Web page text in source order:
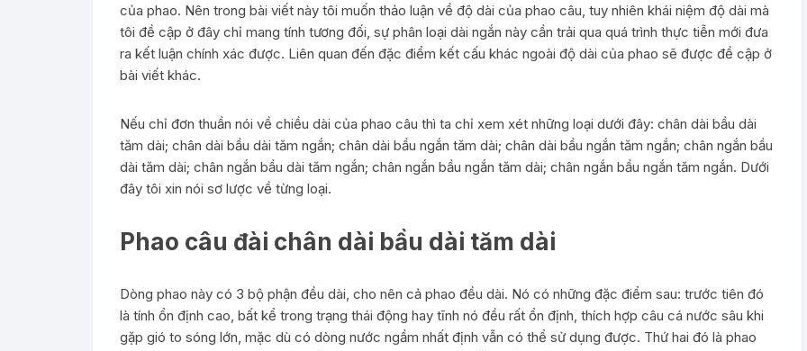
của phao. Nên trong bài viết này tôi muốn thảo luận về độ dài của phao câu, tuy nhiên khái niệm độ dài mà
tôi đề cập ở đây chỉ mang tính tương đối, sự phân loại dài ngắn này cần trải qua quá trình thực tiễn mới đưa
ra kết luận chính xác được. Liên quan đến đặc điểm kết cấu khác ngoài độ dài của phao sẽ được đề cập ở
bài viết khác.
Nếu chỉ đơn thuần nói về chiều dài của phao câu thì ta chỉ xem xét những loại dưới đây: chân dài bầu dài
tăm dài; chân dài bầu dài tăm ngắn; chân dài bầu ngắn tăm dài; chân dài bầu ngắn tăm ngắn; chân ngắn bầu
dài tăm dài; chân ngắn bầu dài tăm ngắn; chân ngắn bầu ngắn tăm dài; chân ngắn bầu ngắn tăm ngắn. Dưới
đây tôi xin nói sơ lược về từng loại.
Phao câu đài chân dài bầu dài tăm dài
Dòng phao này có 3 bộ phận đều dài, cho nên cả phao đều dài. Nó có những đặc điểm sau: trước tiên đó
là tính ổn định cao, bất kể trong trạng thái động hay tĩnh nó đều rất ổn định, thích hợp câu cá nước sâu khi
gặp gió to sóng lớn, mặc dù có dòng nước ngầm nhất định vẫn có thể sử dụng được. Thứ hai đó là phao